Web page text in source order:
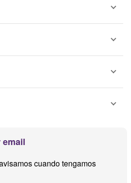
email
cuando tengamos